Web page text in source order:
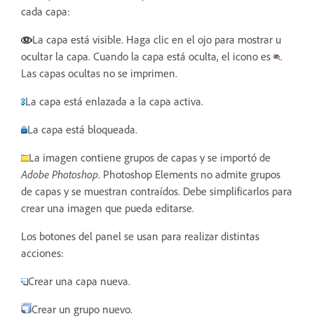
cada capa:
La capa está visible. Haga clic en el ojo para mostrar u
ocultar la capa. Cuando la capa está oculta, el icono es
.
Las capas ocultas no se imprimen.
La capa está enlazada a la capa activa.
La capa está bloqueada.
La imagen contiene grupos de capas y se importó de
Adobe Photoshop. Photoshop Elements no admite grupos
de capas y se muestran contraídos. Debe simplificarlos para
crear una imagen que pueda editarse.
Los botones del panel se usan para realizar distintas
acciones:
Crear una capa nueva.
Crear un grupo nuevo.